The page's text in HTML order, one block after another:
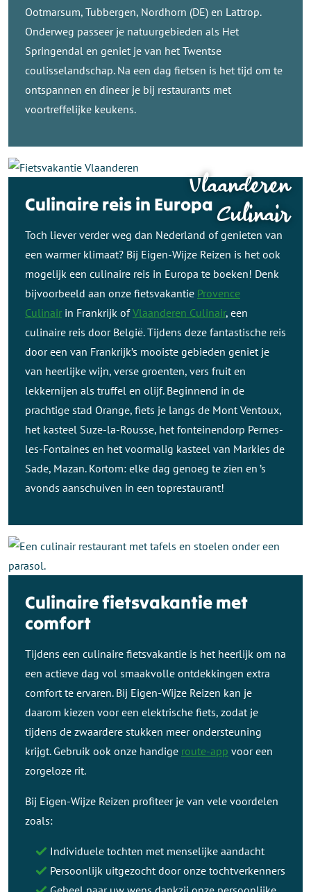
Ootmarsum, Tubbergen, Nordhorn (DE) en Lattrop.
Onderweg passeer je natuurgebieden als Het
Springendal en geniet je van het Twentse
coulisselandschap. Na een dag fietsen is het tijd om te
ontspannen en dineer je bij restaurants met
voortreffelijke keukens.
Culinaire reis in Europa
Toch liever verder weg dan Nederland of genieten van
een warmer klimaat? Bij Eigen-Wijze Reizen is het ook
mogelijk een culinaire reis in Europa te boeken! Denk
bijvoorbeeld aan onze fietsvakantie Provence
Culinair in Frankrijk ofVlaanderen Culinair, een
culinaire reis door België. Tijdens deze fantastische reis
door een van Frankrijk’s mooiste gebieden geniet je
van heerlijke wijn, verse groenten, vers fruit en
lekkernijen als truffel en olijf. Beginnend in de
prachtige stad Orange, fiets je langs de Mont Ventoux,
het kasteel Suze-la-Rousse, het fonteinendorp Pernes-
les-Fontaines en het voormalig kasteel van Markies de
Sade, Mazan. Kortom: elke dag genoeg te zien en ’s
avonds aanschuiven in een toprestaurant!
Vlaanderen
Culinair
Culinaire fietsvakantie met
comfort
Tijdens een culinaire fietsvakantie is het heerlijk om na
een actieve dag vol smaakvolle ontdekkingen extra
comfort te ervaren. Bij Eigen-Wijze Reizen kan je
daarom kiezen voor een elektrische fiets, zodat je
tijdens de zwaardere stukken meer ondersteuning
krijgt. Gebruik ook onze handige route-app voor een
zorgeloze rit.
Bij Eigen-Wijze Reizen profiteer je van vele voordelen
zoals:
Individuele tochten met menselijke aandacht
Persoonlijk uitgezocht door onze tochtverkenners